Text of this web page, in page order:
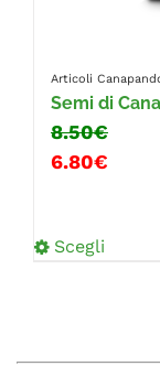
Articoli
Semi di
8.50€
6.80€
Scegli